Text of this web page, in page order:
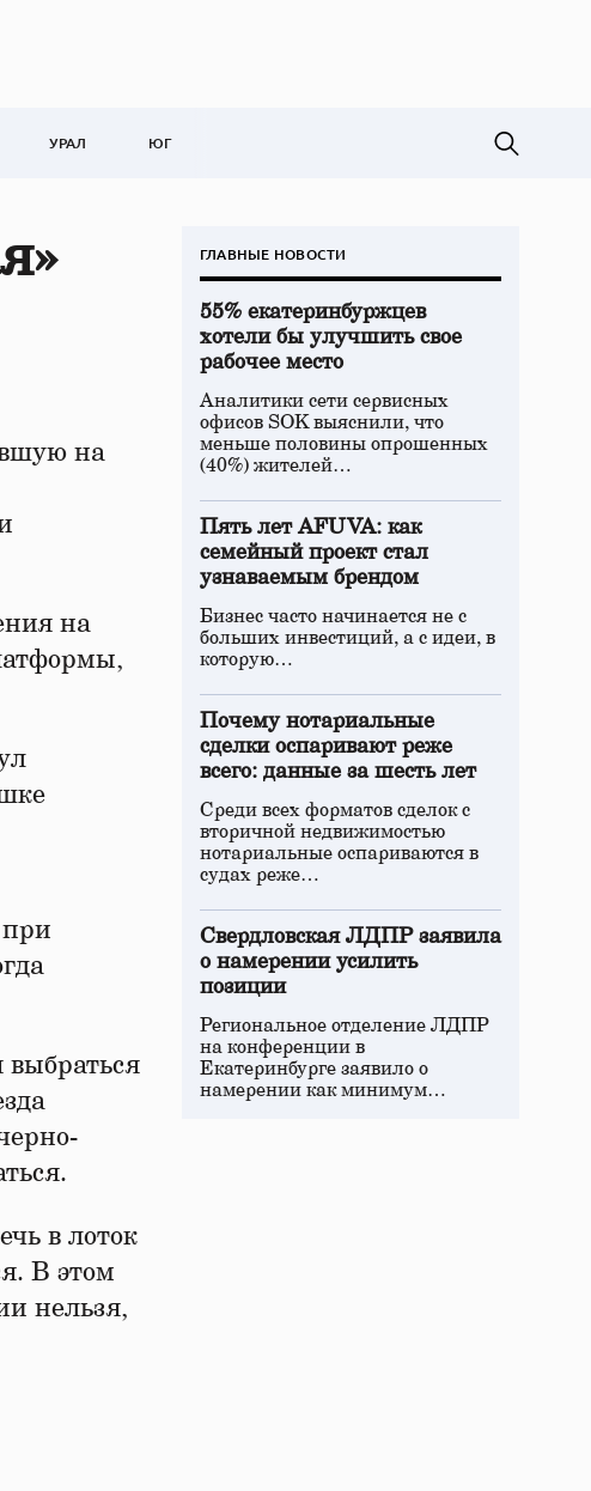
УРАЛ ЮГ
на
на
при
в лоток
В этом
нельзя,
ГЛАВНЫЕ НОВОСТИ
55% екатеринбуржцев
хотели бы улучшить свое
рабочее место
Аналитики сети сервисных
офисов SOK выяснили, что
меньше половины опрошенных
(40%) жителей…
Пять лет AFUVA: как
семейный проект стал
узнаваемым брендом
Бизнес часто начинается не с
больших инвестиций, а с идеи, в
которую…
Почему нотариальные
сделки оспаривают реже
всего: данные за шесть лет
Среди всех форматов сделок с
вторичной недвижимостью
нотариальные оспариваются в
судах реже…
Свердловская ЛДПР заявила
о намерении усилить
позиции
Региональное отделение ЛДПР
на конференции в
Екатеринбурге заявило о
намерении как минимум…